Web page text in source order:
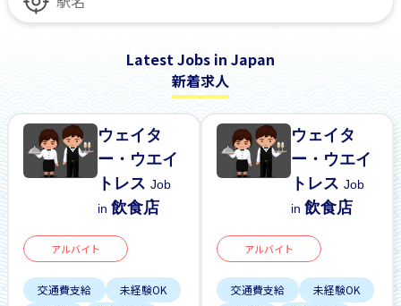
Latest Jobs in Japan
新着求人
ウェイタ
ー・ウエイ
トレスJob
in飲食店
アルバイト
交通費支給
未経験OK
ウェイタ
ー・ウエイ
トレスJob
in飲食店
アルバイト
交通費支給
未経験OK